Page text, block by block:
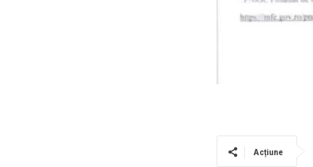
Acțiune